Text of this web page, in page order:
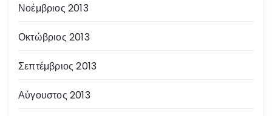
Νοέμβριος 2013
Οκτώβριος 2013
Σεπτέμβριος 2013
Αύγουστος 2013